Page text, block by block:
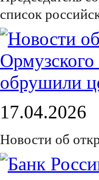
список
17.04.2026
Новости об